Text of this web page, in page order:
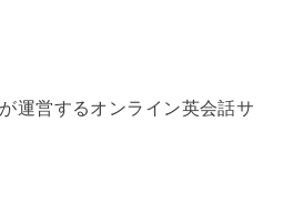
運営するオンライン英会話サ